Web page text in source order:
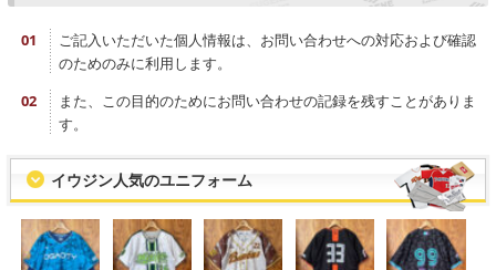
ご記入いただいた個人情報は、お問い合わせへの対応および確認
のためのみに利用します。
また、この目的のためにお問い合わせの記録を残すことがありま
す。
イウジン人気のユニフォーム